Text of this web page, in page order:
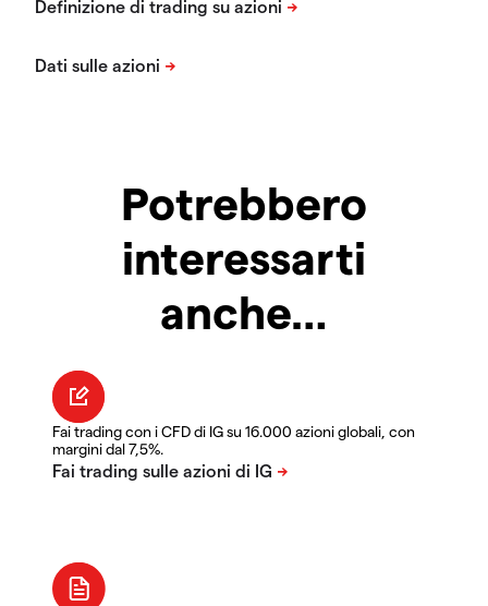
Potrebbero
interessarti
anche…
Fai trading con i CFD di IG su 16.000 azioni globali, con
margini dal 7,5%.